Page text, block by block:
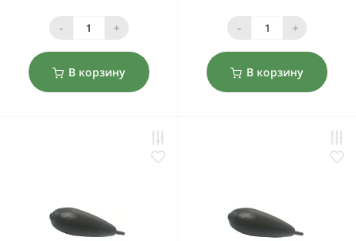
- +
В корзину
- +
В корзину